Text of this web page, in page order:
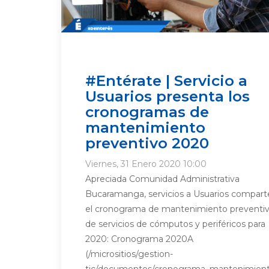
#Entérate | Servicio a
Usuarios presenta los
cronogramas de
mantenimiento
preventivo 2020
Viernes, 31 Enero 2020 10:00
Apreciada Comunidad Administrativa
Bucaramanga, servicios a Usuarios
el cronograma de mantenimiento
de servicios de cómputos y periféricos para
2020: Cronograma 2020A
(/micrositios/gestion-